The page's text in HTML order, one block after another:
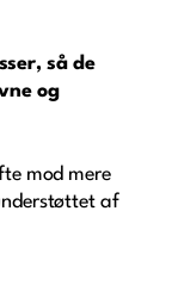
så de
og
mod mere
af